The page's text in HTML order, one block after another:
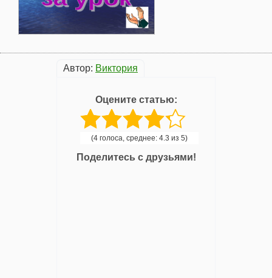
Автор: Виктория
Оцените статью:
(4 голоса, среднее: 4.3 из 5)
Поделитесь с друзьями!